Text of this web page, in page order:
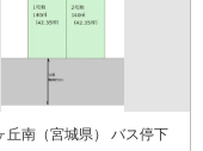
丘南（宮城県） バス停下